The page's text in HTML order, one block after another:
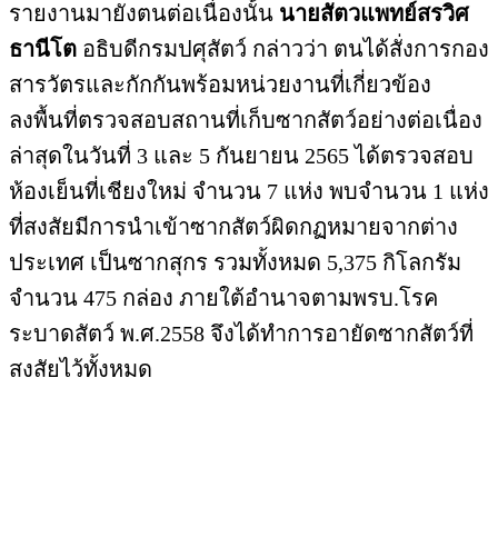
รายงานมายังตนต่อเนื่องนั้น นายสัตวแพทย์สรวิศ
ธานีโต อธิบดีกรมปศุสัตว์ กล่าวว่า ตนได้สั่งการกอง
สารวัตรและกักกันพร้อมหน่วยงานที่เกี่ยวข้อง
ลงพื้นที่ตรวจสอบสถานที่เก็บซากสัตว์อย่างต่อเนื่อง
ล่าสุดในวันที่ 3 และ 5 กันยายน 2565 ได้ตรวจสอบ
ห้องเย็นที่เชียงใหม่ จำนวน 7 แห่ง พบจำนวน 1 แห่ง
ที่สงสัยมีการนำเข้าซากสัตว์ผิดกฏหมายจากต่าง
ประเทศ เป็นซากสุกร รวมทั้งหมด 5,375 กิโลกรัม
จำนวน 475 กล่อง ภายใต้อำนาจตามพรบ.โรค
ระบาดสัตว์ พ.ศ.2558 จึงได้ทำการอายัดซากสัตว์ที่
สงสัยไว้ทั้งหมด